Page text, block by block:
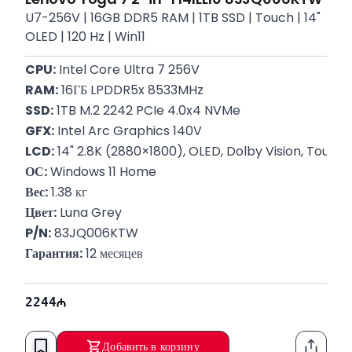
U7-256V | 16GB DDR5 RAM | 1TB SSD | Touch | 14"
OLED | 120 Hz | Win11
CPU: Intel Core Ultra 7 256V
RAM: 16ГБ LPDDR5x 8533MHz
SSD: 1TB M.2 2242 PCIe 4.0x4 NVMe
GFX: Intel Arc Graphics 140V
LCD: 14" 2.8K (2880×1800), OLED, Dolby Vision, Touch,
ОС: Windows 11 Home
Вес: 1.38 кг
Цвет: Luna Grey
P/N: 83JQ006KTW
Гарантия: 12 месяцев
2244
Добавить в корзину